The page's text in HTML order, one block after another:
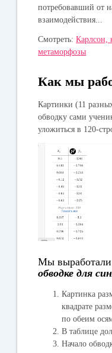
потребовавший от
взаимодействия...
Смотреть:Карлсон,
метаморфозы
Как мы
Картинки (11
обводку сами
уложиться в 120-
Мы выработали
обводке для
Картинка
квадрате
по обеим
В таблице
Начало